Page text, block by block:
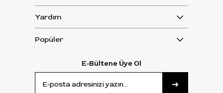
Yardım
Popüler
E-Bültene Üye Ol